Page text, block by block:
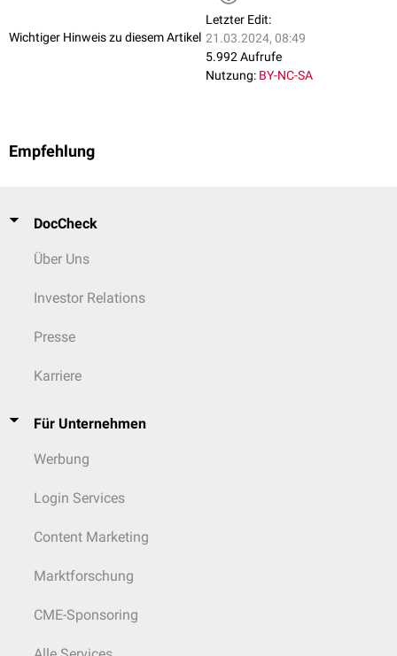
Wichtiger Hinweis zu diesem Artikel
Letzter Edit:
21.03.2024, 08:49
5.992 Aufrufe
Nutzung: BY-NC-SA
Empfehlung
DocCheck
Über Uns
Investor Relations
Presse
Karriere
Für Unternehmen
Werbung
Login Services
Content Marketing
Marktforschung
CME-Sponsoring